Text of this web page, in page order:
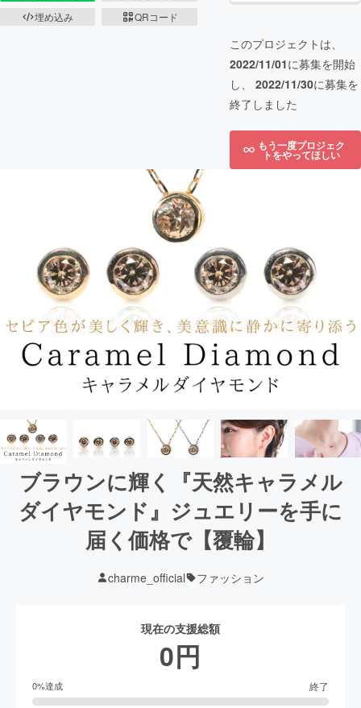
埋め込み
QRコード
このプロジェクトは、
2022/11/01に募集を開始
し、 2022/11/30に募集を
終了しました
もう一度プロジェク
トをやってほしい
ブラウンに輝く『天然キャラメル
ダイヤモンド』ジュエリーを手に
届く価格で【覆輪】
charme_official ファッション
現在の支援総額
0円
0%達成 終了